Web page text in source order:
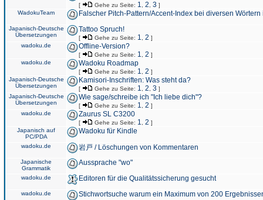
[ Gehe zu Seite: 1 2 3 ]
WadokuTeam
Falscher Pitch-Pattern/Accent-Index bei diversen
Japanisch-Deutsche
Übersetzungen
Tattoo Spruch!
[ Gehe zu Seite: 1 2 ]
wadoku.de
Offline-Version?
[ Gehe zu Seite: 1 2 ]
wadoku.de
Wadoku Roadmap
[ Gehe zu Seite: 1 2 ]
Japanisch-Deutsche
Übersetzungen
Kamisori-Inschriften: Was steht da?
[ Gehe zu Seite: 1 2 3 ]
Japanisch-Deutsche
Übersetzungen
Wie sage/schreibe ich "Ich liebe dich"?
[ Gehe zu Seite: 1 2 ]
wadoku.de
Zaurus SL C3200
[ Gehe zu Seite: 1 2 ]
Japanisch auf
PC/PDA
Wadoku für Kindle
wadoku.de 岩戸 / Löschungen von Kommentaren
Japanische
Grammatik
Aussprache "wo"
wadoku.de Editoren für die Qualitätssicherung gesucht
wadoku.de Stichwortsuche warum ein Maximum von 200